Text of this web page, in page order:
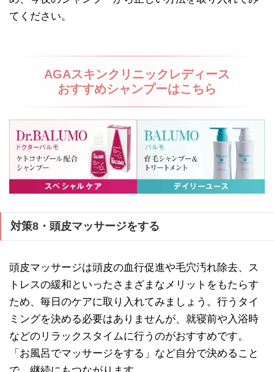
てください。
AGAスキンクリニックレディース
おすすめシャンプーはこちら
対策8・頭皮マッサージをする
頭皮マッサージは頭皮の血行促進や毛穴汚れ除去、ス
トレスの緩和といったさまざまなメリットをもたらす
ため、毎日のケアに取り入れてみましょう。行うタイ
ミングを決める必要はありませんが、就寝前や入浴時
などのリラックスタイムに行うのがおすすめです。
「お風呂でマッサージをする」など自分で決めること